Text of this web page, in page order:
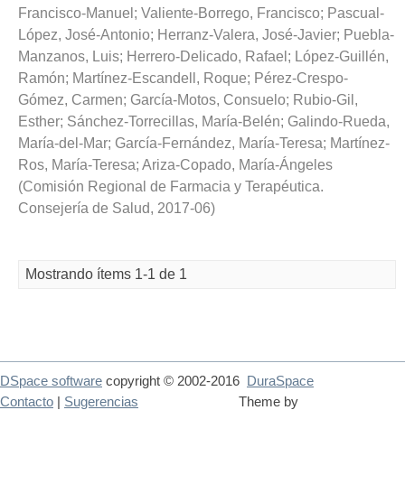
Francisco-Manuel ; Valiente-Borrego, Francisco; Pascual-
López, José-Antonio; Herranz-Valera, José-Javier; Puebla-
Manzanos, Luis; Herrero-Delicado, Rafael ; López-Guillén,
Ramón; Martínez-Escandell, Roque; Pérez-Crespo-
Gómez, Carmen; García-Motos, Consuelo; Rubio-Gil,
Esther; Sánchez-Torrecillas, María-Belén; Galindo-Rueda,
María-del-Mar; García-Fernández, María-Teresa; Martínez-
Ros, María-Teresa; Ariza-Copado, María-Ángeles
(Comisión Regional de Farmacia y Terapéutica.
Consejería de Salud, 2017-06)
Mostrando ítems 1-1 de 1
DSpace software copyright © 2002-2016
DuraSpace
Theme by
Contacto Sugerencias